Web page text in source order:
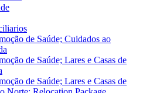
de Saúde; Cuidados ao
de Saúde; Lares e Casas de
de Saúde; Lares e Casas de